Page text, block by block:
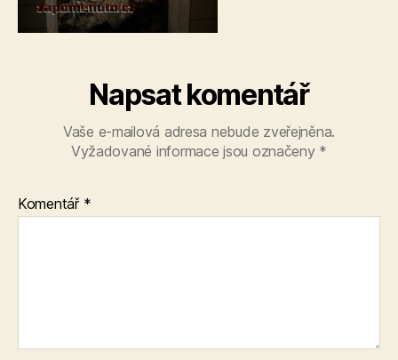
Napsat komentář
Vaše e-mailová adresa nebude zveřejněna.
Vyžadované informace jsou označeny *
Komentář *